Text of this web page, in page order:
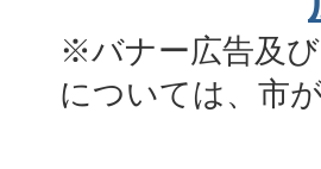
※バナー広告及
については、市